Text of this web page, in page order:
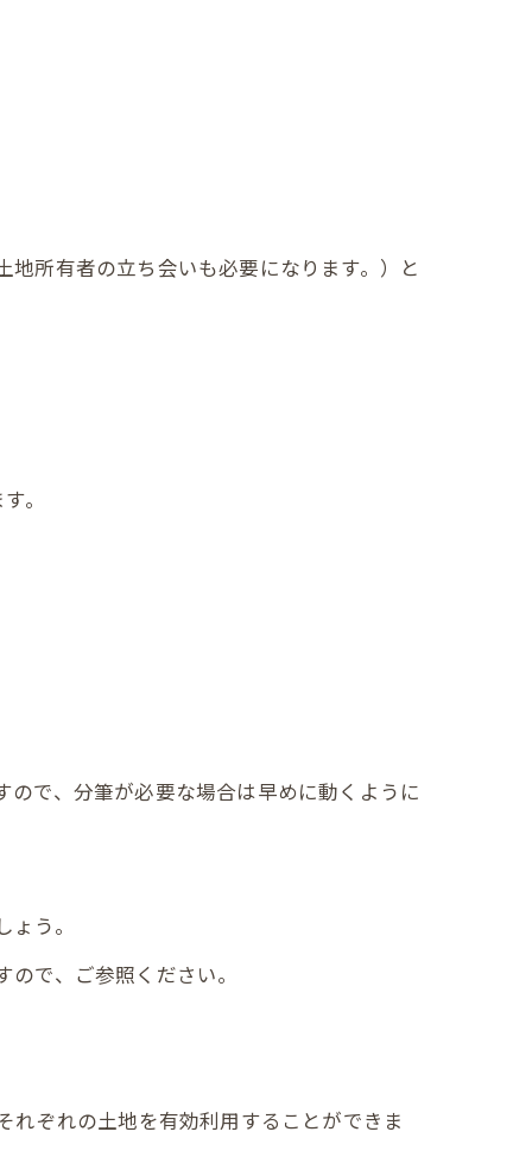
所有者の立ち会いも必要になります。）と
。
で、分筆が必要な場合は早めに動くように
う。
で、ご参照ください。
ぞれの土地を有効利用することができま